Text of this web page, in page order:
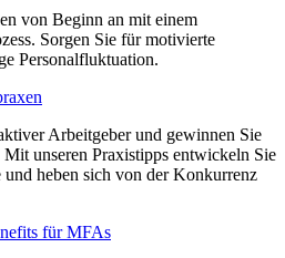
von Beginn an mit einem
Sorgen Sie für motivierte
Personalfluktuation.
Arbeitgeber und gewinnen Sie
unseren Praxistipps entwickeln Sie
und heben sich von der Konkurrenz
für MFAs